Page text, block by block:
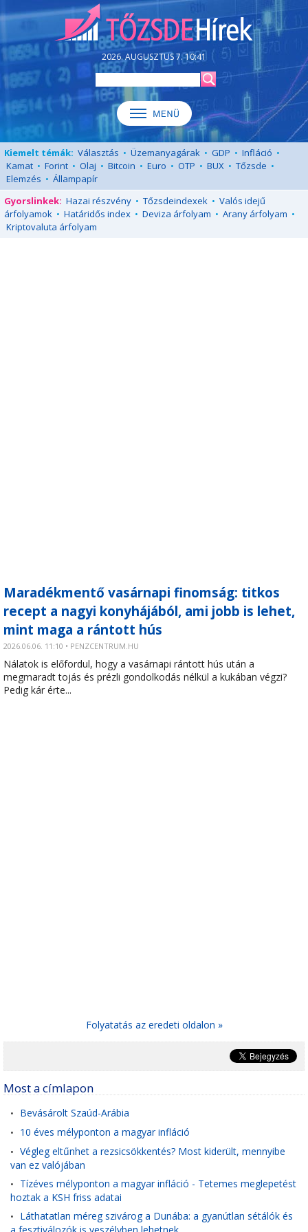
2026. AUGUSZTUS 7. 10:41
Kiemelt témák: Választás • Üzemanyagárak • GDP • Infláció •
Kamat • Forint • Olaj • Bitcoin • Euro • OTP • BUX • Tőzsde •
Elemzés • Állampapír
Gyorslinkek: Hazai részvény • Tőzsdeindexek • Valós idejű
árfolyamok • Határidős index • Deviza árfolyam • Arany árfolyam •
Kriptovaluta árfolyam
Maradékmentő vasárnapi finomság: titkos
recept a nagyi konyhájából, ami jobb is lehet,
mint maga a rántott hús
2026.06.06. 11:10 • PENZCENTRUM.HU
Nálatok is előfordul, hogy a vasárnapi rántott hús után a
megmaradt tojás és prézli gondolkodás nélkül a kukában végzi?
Pedig kár érte...
Folyatatás az eredeti oldalon »
Most a címlapon
• Bevásárolt Szaúd-Arábia
• 10 éves mélyponton a magyar infláció
• Végleg eltűnhet a rezsicsökkentés? Most kiderült, mennyibe
van ez valójában
• Tízéves mélyponton a magyar infláció - Tetemes meglepetést
hoztak a KSH friss adatai
• Láthatatlan méreg szivárog a Dunába: a gyanútlan sétálók és
a fesztiválozók is veszélyben lehetnek